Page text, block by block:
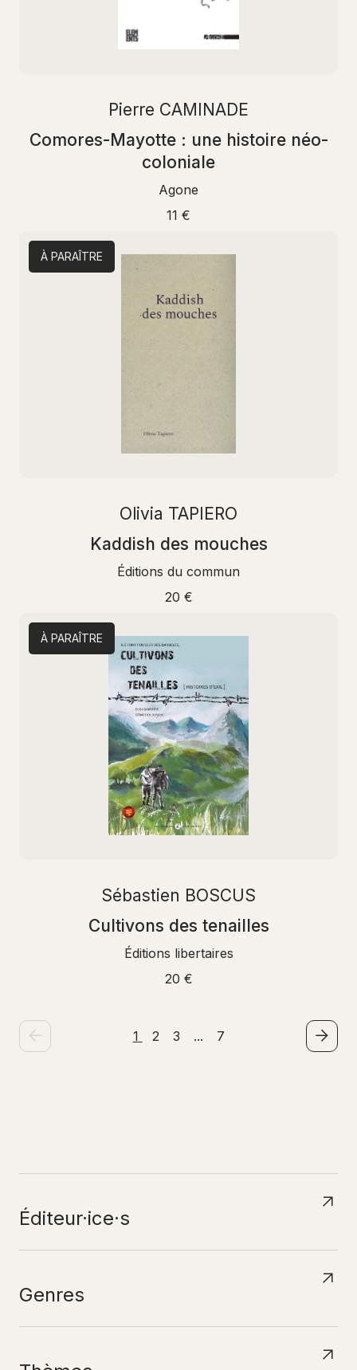
Pierre CAMINADE
Comores-Mayotte : une histoire néo-
coloniale
Agone
11 €
À PARAÎTRE
Olivia TAPIERO
Kaddish des mouches
Éditions du commun
20 €
À PARAÎTRE
Sébastien BOSCUS
Cultivons des tenailles
Éditions libertaires
20 €
1 2 3 ... 7
NAVIGUERPAR
Éditeur·ice·s
Genres